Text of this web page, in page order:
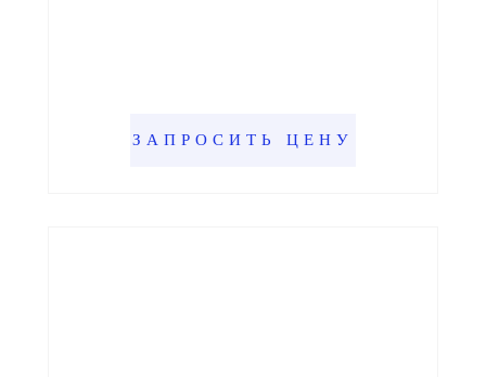
ЗАПРОСИТЬ ЦЕНУ